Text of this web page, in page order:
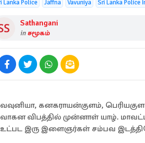
Lanka Police Jaffna Vavuniya Sri Lanka Police
Sathangani
in சமூகம்
வவுனியா, கனகராயன்குளம்,
வாகன விபத்தில் முன்னாள் யாழ்.
உட்பட இரு இளைஞர்கள் சம்பவ